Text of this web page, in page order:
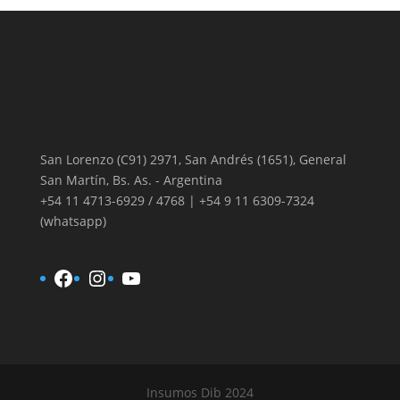
San Lorenzo (C91) 2971, San Andrés (1651), General
San Martín, Bs. As. - Argentina
+54 11 4713-6929 / 4768 | +54 9 11 6309-7324
(whatsapp)
Facebook
Instagram
YouTube
Insumos Dib 2024